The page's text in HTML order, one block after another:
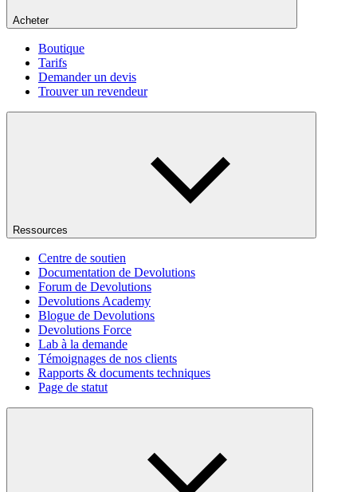
Acheter
Boutique
Tarifs
Demander un devis
Trouver un revendeur
Ressources
Centre de soutien
Documentation de Devolutions
Forum de Devolutions
Devolutions Academy
Blogue de Devolutions
Devolutions Force
Lab à la demande
Témoignages de nos clients
Rapports & documents techniques
Page de statut